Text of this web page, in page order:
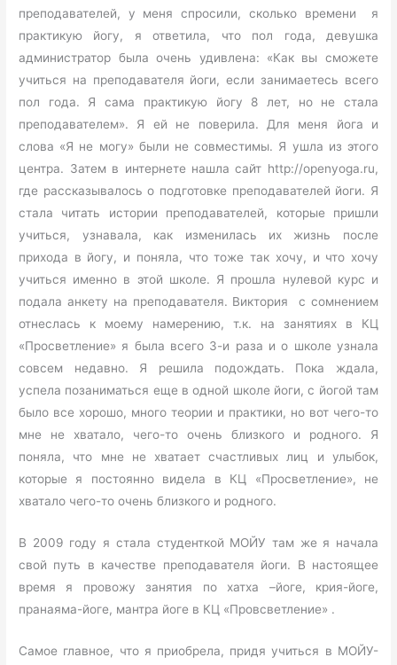
преподавателей, у меня спросили, сколько времени я
практикую йогу, я ответила, что пол года, девушка
администратор была очень удивлена: «Как вы сможете
учиться на преподавателя йоги, если занимаетесь всего
пол года. Я сама практикую йогу 8 лет, но не стала
преподавателем». Я ей не поверила. Для меня йога и
слова «Я не могу» были не совместимы. Я ушла из этого
центра. Затем в интернете нашла сайт http://openyoga.ru,
где рассказывалось о подготовке преподавателей йоги. Я
стала читать истории преподавателей, которые пришли
учиться, узнавала, как изменилась их жизнь после
прихода в йогу, и поняла, что тоже так хочу, и что хочу
учиться именно в этой школе. Я прошла нулевой курс и
подала анкету на преподавателя. Виктория с сомнением
отнеслась к моему намерению, т.к. на занятиях в КЦ
«Просветление» я была всего 3-и раза и о школе узнала
совсем недавно. Я решила подождать. Пока ждала,
успела позаниматься еще в одной школе йоги, с йогой там
было все хорошо, много теории и практики, но вот чего-то
мне не хватало, чего-то очень близкого и родного. Я
поняла, что мне не хватает счастливых лиц и улыбок,
которые я постоянно видела в КЦ «Просветление», не
хватало чего-то очень близкого и родного.
В 2009 году я стала студенткой МОЙУ там же я начала
свой путь в качестве преподавателя йоги. В настоящее
время я провожу занятия по хатха –йоге, крия-йоге,
пранаяма-йоге, мантра йоге в КЦ «Провсветление» .
Самое главное, что я приобрела, придя учиться в МОЙУ-